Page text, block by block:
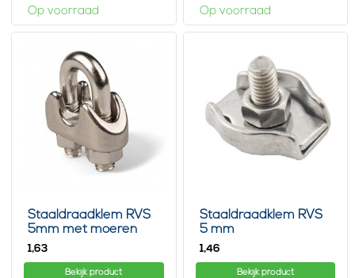
Op voorraad Op voorraad
Staaldraadklem RVS
5mm met moeren
1,63
Bekijk product
Staaldraadklem RVS
5 mm
1,46
Bekijk product